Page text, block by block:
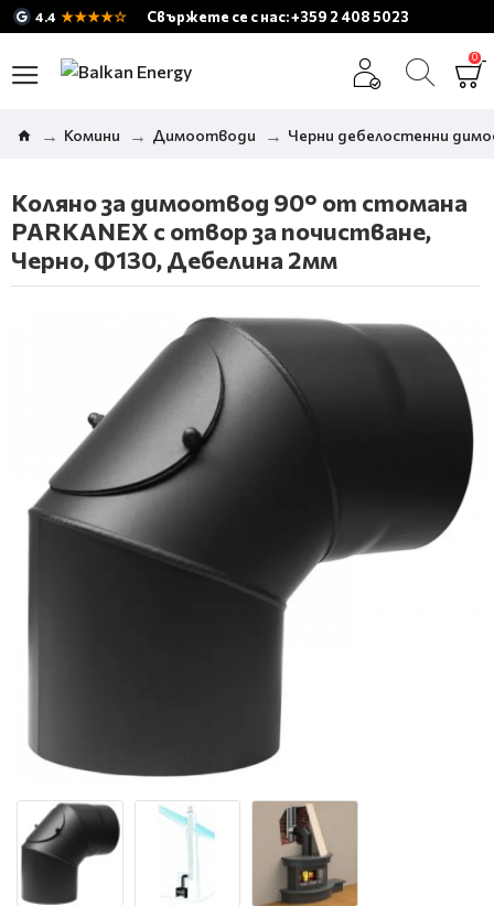
4.4 ★★★★☆ Свържете се с нас: +359 2 408 5023
0
Комини Димоотводи Черни дебелостенни
Коляно за димоотвод 90° от стомана
PARKANEX с отвор за почистване,
Черно, Ф130, Дебелина 2мм